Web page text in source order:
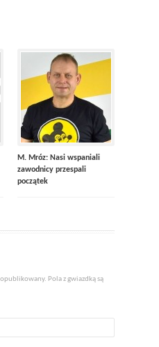
M. Mróz: Nasi wspaniali
zawodnicy przespali
początek
Pola z gwiazdką są